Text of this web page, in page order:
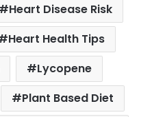
Heart Disease Risk
Heart Health Tips
Lycopene
Plant Based Diet